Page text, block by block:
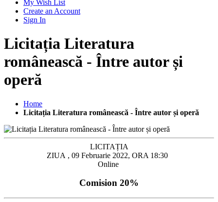
My Wish List
Create an Account
Sign In
Licitația Literatura
românească - Între autor și
operă
Home
Licitația Literatura românească - Între autor și operă
LICITAȚIA
ZIUA , 09 Februarie 2022, ORA 18:30
Online
Comision 20%